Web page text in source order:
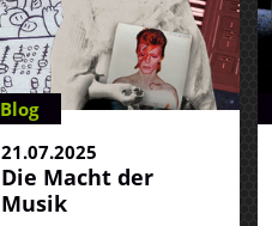
Blog
21.07.2025
Die Macht der
Musik